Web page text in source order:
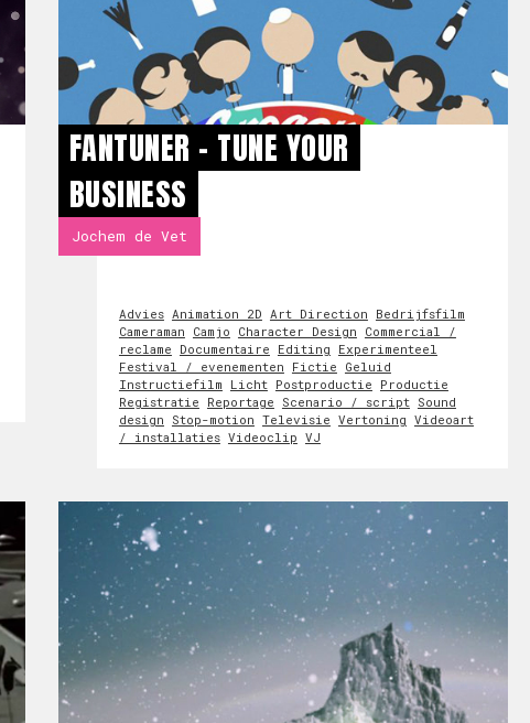
FANTUNER - TUNE YOUR
BUSINESS
Jochem de Vet
Advies Animation 2D Art Direction Bedrijfsfilm
Cameraman Camjo Character Design Commercial /
reclame Documentaire Editing Experimenteel
Festival / evenementen Fictie Geluid
Instructiefilm Licht Postproductie Productie
Registratie Reportage Scenario / script Sound
design Stop-motion Televisie Vertoning Videoart
/ installaties Videoclip VJ